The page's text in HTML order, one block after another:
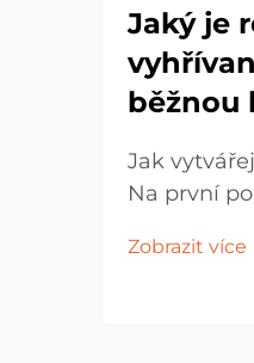
Jaký je
běžnou
Jak
Na první
protože
Zobrazit více